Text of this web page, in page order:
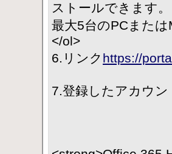
ストールできます
最大5台のPCまた
</ol>
6.リンク https://
7.登録したアカウ